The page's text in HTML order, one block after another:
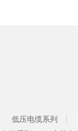
低压电缆系列